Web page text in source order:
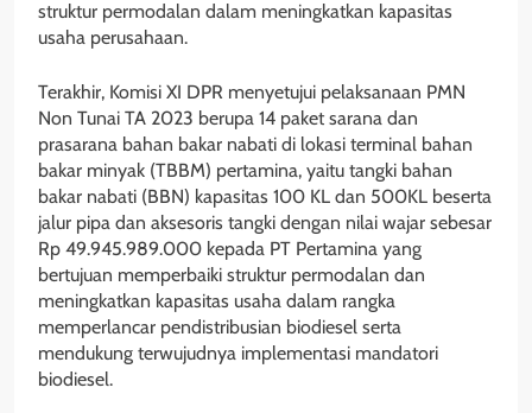
struktur permodalan dalam meningkatkan kapasitas
usaha perusahaan.
Terakhir, Komisi XI DPR menyetujui pelaksanaan PMN
Non Tunai TA 2023 berupa 14 paket sarana dan
prasarana bahan bakar nabati di lokasi terminal bahan
bakar minyak (TBBM) pertamina, yaitu tangki bahan
bakar nabati (BBN) kapasitas 100 KL dan 500KL beserta
jalur pipa dan aksesoris tangki dengan nilai wajar sebesar
Rp 49.945.989.000 kepada PT Pertamina yang
bertujuan memperbaiki struktur permodalan dan
meningkatkan kapasitas usaha dalam rangka
memperlancar pendistribusian biodiesel serta
mendukung terwujudnya implementasi mandatori
biodiesel.